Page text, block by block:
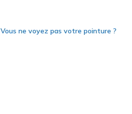
Vous ne voyez pas votre pointure ?